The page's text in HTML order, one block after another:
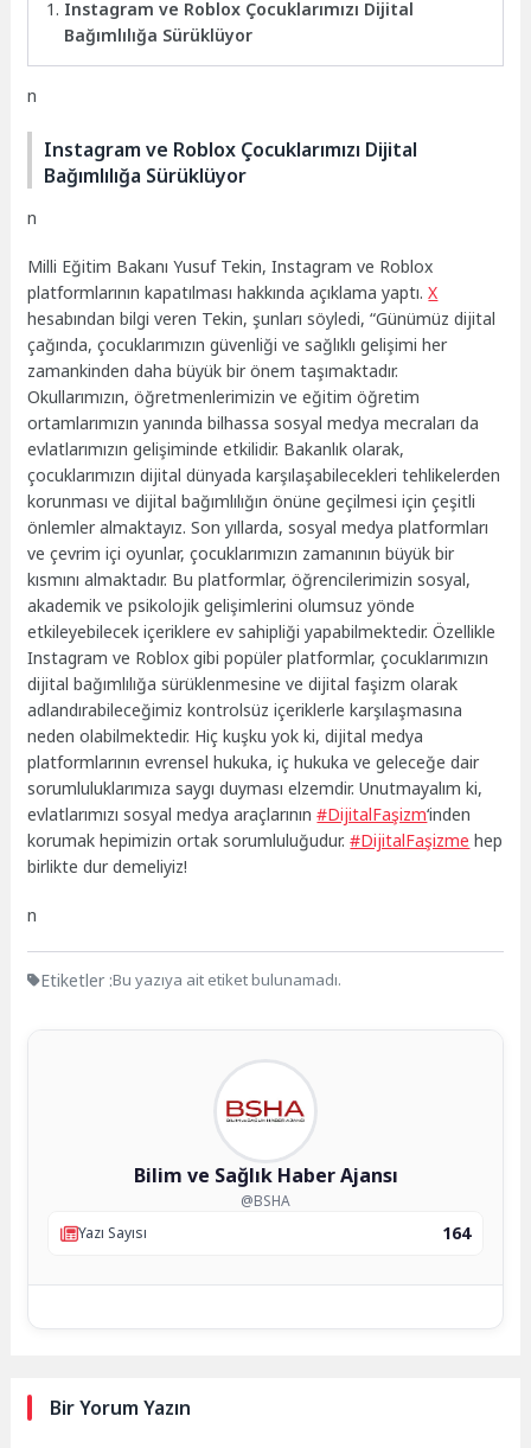
Instagram ve Roblox Çocuklarımızı Dijital
Bağımlılığa Sürüklüyor
n
Instagram ve Roblox Çocuklarımızı Dijital
Bağımlılığa Sürüklüyor
n
Milli Eğitim Bakanı Yusuf Tekin, Instagram ve Roblox
platformlarının kapatılması hakkında açıklama yaptı.X
hesabından bilgi veren Tekin, şunları söyledi, “Günümüz dijital
çağında, çocuklarımızın güvenliği ve sağlıklı gelişimi her
zamankinden daha büyük bir önem taşımaktadır.
Okullarımızın, öğretmenlerimizin ve eğitim öğretim
ortamlarımızın yanında bilhassa sosyal medya mecraları da
evlatlarımızın gelişiminde etkilidir. Bakanlık olarak,
çocuklarımızın dijital dünyada karşılaşabilecekleri tehlikelerden
korunması ve dijital bağımlılığın önüne geçilmesi için çeşitli
önlemler almaktayız. Son yıllarda, sosyal medya platformları
ve çevrim içi oyunlar, çocuklarımızın zamanının büyük bir
kısmını almaktadır. Bu platformlar, öğrencilerimizin sosyal,
akademik ve psikolojik gelişimlerini olumsuz yönde
etkileyebilecek içeriklere ev sahipliği yapabilmektedir. Özellikle
Instagram ve Roblox gibi popüler platformlar, çocuklarımızın
dijital bağımlılığa sürüklenmesine ve dijital faşizm olarak
adlandırabileceğimiz kontrolsüz içeriklerle karşılaşmasına
neden olabilmektedir. Hiç kuşku yok ki, dijital medya
platformlarının evrensel hukuka, iç hukuka ve geleceğe dair
sorumluluklarımıza saygı duyması elzemdir. Unutmayalım ki,
evlatlarımızı sosyal medya araçlarının#DijitalFaşizm‘inden
korumak hepimizin ortak sorumluluğudur.#DijitalFaşizme hep
birlikte dur demeliyiz!
n
Etiketler :Bu yazıya ait etiket bulunamadı.
Bilim ve Sağlık Haber Ajansı
@BSHA
Yazı Sayısı
164
Bir Yorum Yazın